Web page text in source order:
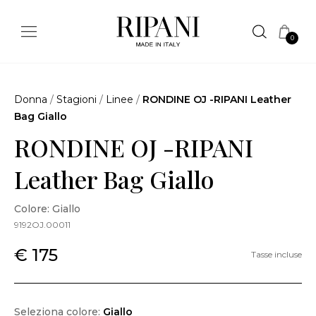
0
Donna / Stagioni / Linee / RONDINE OJ -RIPANI Leather
Bag Giallo
RONDINE OJ -RIPANI
Leather Bag Giallo
Colore: Giallo
9192OJ.00011
€ 175 Tasse incluse
Seleziona colore: Giallo